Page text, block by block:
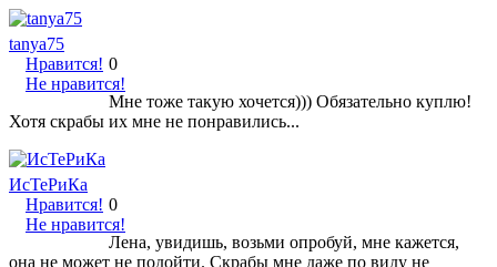
tanya75
Нравится!
Не нравится!
0
Мне тоже такую хочется))) Обязательно куплю!
Хотя скрабы их мне не понравились...
ИсТеРиКа
Нравится!
Не нравится!
0
Лена, увидишь, возьми опробуй, мне кажется,
она не может не подойти. Скрабы мне даже по виду не